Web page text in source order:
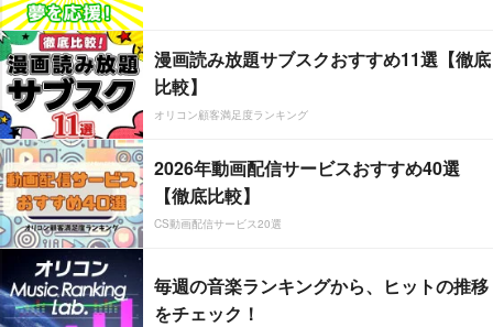
漫画読み放題サブスクおすすめ11選【徹底
比較】
オリコン顧客満足度ランキング
2026年動画配信サービスおすすめ40選
【徹底比較】
CS動画配信サービス20選
毎週の音楽ランキングから、ヒットの推移
をチェック！